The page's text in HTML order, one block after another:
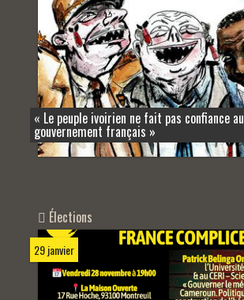
« Le peuple ivoirien ne fait pas confiance au
gouvernement français »
Élections
29 janvier